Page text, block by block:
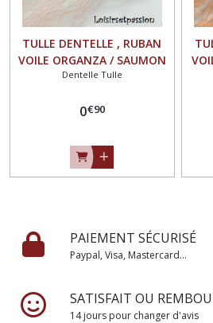
TULLE DENTELLE , RUBAN
VOILE ORGANZA / SAUMON
** 15 cm ** Vendu au
décoration - TD01
Dentelle Tulle
0€90
PAIEMENT SÉCURISÉ
Paypal, Visa, Mastercard...
SATISFAIT OU
14 jours pour changer d'avis